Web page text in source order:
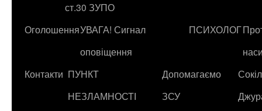
ст.30 ЗУПО
ОголошенняУВАГА! Сигнал
оповіщення
ПСИХОЛОГ
Контакти ПУНКТ
НЕЗЛАМНОСТІ
Допомагаємо
ЗСУ
Сокіл